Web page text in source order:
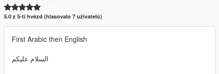
5.0 z 5-ti hvězd (hlasovalo 7 uživatelů)
First Arabic then English
السلام عليكم